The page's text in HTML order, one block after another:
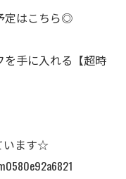
定はこちら◎
手に入れる【超時
います☆